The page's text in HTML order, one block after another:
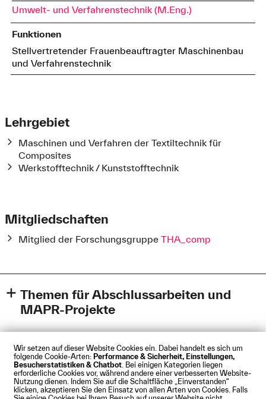
Wir setzen auf dieser Website Cookies ein. Dabei handelt es sich um
folgende Cookie-Arten: Performance & Sicherheit, Einstellungen,
Besucherstatistiken & Chatbot . Bei einigen Kategorien liegen
erforderliche Cookies vor, während andere einer verbesserten Website-
Nutzung dienen. Indem Sie auf die Schaltfläche „Einverstanden“
klicken, akzeptieren Sie den Einsatz von allen Arten von Cookies. Falls
Umwelt- und Verfahrenstechnik (M.Eng.)
Funktionen
Stellvertretender Frauenbeauftragter Maschinenbau
und Verfahrenstechnik
Lehrgebiet
Maschinen und Verfahren der Textiltechnik für
Composites
Werkstofftechnik / Kunststofftechnik
Mitgliedschaften
Mitglied der Forschungsgruppe THA_comp
Themen für Abschlussarbeiten und
MAPR-Projekte
siehemoodle / Fakultät für Maschinenbau und
Kennung oben rechts)
Impressum Datenschutz Cookies
Barrierefreiheit
Kontakt Presse Anfahrt Intranet Webmail
© Technische Hochschule Augsburg